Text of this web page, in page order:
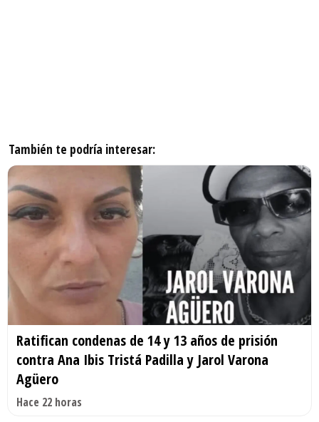
También te podría interesar:
Ratifican condenas de 14 y 13 años de prisión
contra Ana Ibis Tristá Padilla y Jarol Varona
Agüero
Hace 22 horas